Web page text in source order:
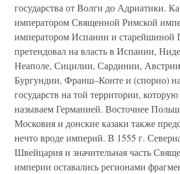
государства от Волги до Адриатики.
императором Священной Римской
императором Испании и старейшиной
претендовал на власть в Испании,
Неаполе, Сицилии, Сардинии,
Бургундии, Франш–Конте и (спорно)
государств на той территории,
называем Германией. Восточнее
Московия и донские казаки также
нечто вроде империй. В 1555 г.
Швейцария и значительная часть
империи оставались регионами